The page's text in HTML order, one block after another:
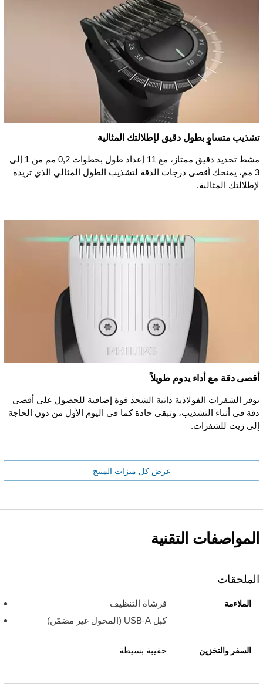
تشذيب متساوٍ بطول دقيق لإطلالتك المثالية
مشط تحديد دقيق ممتاز، مع 11 إعداد طول بخطوات 0,2 مم من 1 إلى
3 مم، يمنحك أقصى درجات الدقة لتشذيب الطول المثالي الذي تريده
لإطلالتك المثالية.
أقصى دقة مع أداء يدوم طويلاً
توفر الشفرات الفولاذية ذاتية الشحذ قوة إضافية للحصول على أقصى
دقة في أثناء التشذيب، وتبقى حادة كما في اليوم الأول من دون الحاجة
إلى زيت للشفرات.
عرض كل ميزات المنتج
المواصفات التقنية
الملحقات
الملاءمة
فرشاة التنظيف
كبل USB-A (المحول غير مضمّن)
السفر والتخزين حقيبة بسيطة